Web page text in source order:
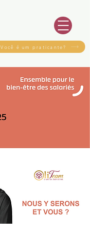
Você é um praticante?